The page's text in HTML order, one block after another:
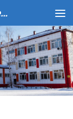
МАОУ COШ № 43 города Тюмени имени В.И. Муравленко